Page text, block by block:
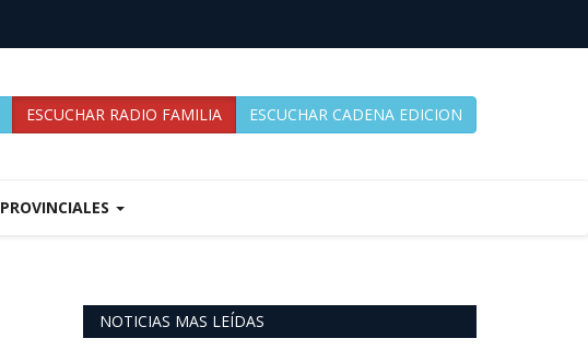
ESCUCHAR RADIO FAMILIA ESCUCHAR CADENA EDICION
PROVINCIALES
NOTICIAS MAS LEÍDAS